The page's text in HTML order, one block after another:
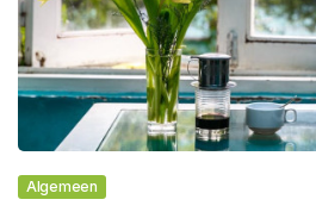
Algemeen